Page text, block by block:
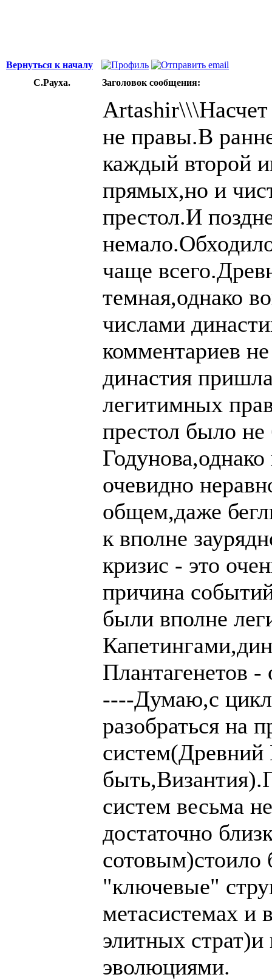
Вернуться к началу
С.Рауха.
Заголовок сообщения:
не правы.В
каждый второй
прямых,но и
престол.И
чаще
темная,однако
числами
комментариев
династия
легитимных
престол было
очевидно
общем,даже
к вполне
кризис - это
причина
были вполне
Плантагенетов
----Думаю,с
разобраться на
систем весьма
достаточно
сотовым)стоило
"ключевые"
метасистемах и
элитных страт)и
эволюциями.